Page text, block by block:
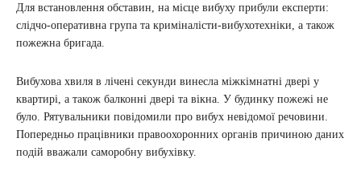
Для встановлення обставин, на місце вибуху прибули експерти:
слідчо-оперативна група та криміналісти-вибухотехніки, а також
пожежна бригада.
Вибухова хвиля в лічені секунди винесла міжкімнатні двері у
квартирі, а також балконні двері та вікна. У будинку пожежі не
було. Рятувальники повідомили про вибух невідомої речовини.
Попередньо працівники правоохоронних органів причиною даних
подій вважали саморобну вибухівку.